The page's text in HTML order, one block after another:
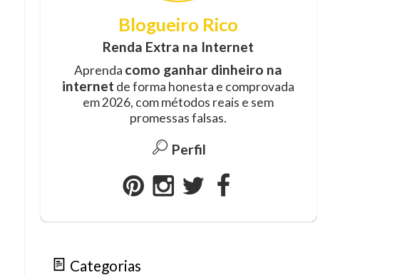
Blogueiro Rico
Renda Extra na Internet
Aprenda como ganhar dinheiro na
internet de forma honesta e comprovada
em 2026, com métodos reais e sem
promessas falsas.
Perfil
Categorias